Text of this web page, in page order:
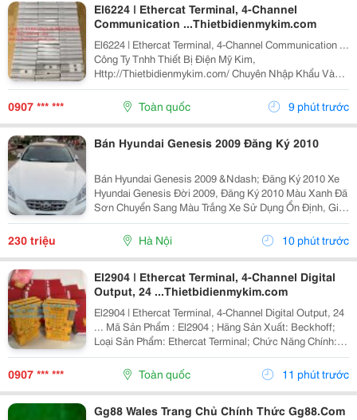
El6224 | Ethercat Terminal, 4-Channel
Communication ...Thietbidienmykim.com
El6224 | Ethercat Terminal, 4-Channel Communication ...
Công Ty Tnhh Thiết Bị Điện Mỹ Kim,
Http://Thietbidienmykim.com/ Chuyên Nhập Khẩu Và
Cung Cấp Thiết Bị Điện Tự Động Hóa &Amp; Công
Nghiệp Tại Thị Trường Việt Nam. Với Những Thương
Hiệu :...
0907 *** *** Toàn quốc 9 phút trước
Bán Hyundai Genesis 2009 Đăng Ký 2010
Bán Hyundai Genesis 2009 &Ndash; Đăng Ký 2010 Xe
Hyundai Genesis Đời 2009, Đăng Ký 2010 Màu Xanh Đã
Sơn Chuyển Sang Màu Trắng Xe Sử Dụng Ổn Định, Giấy
Tờ Đầy Đủ Chính Chủ Xem Xe Trực Tiếp Tại Hà Nội Giá
Bán: 230 Triệu (Có Thương Lượng Cho Khách...
230 triệu Hà Nội 10 phút trước
El2904 | Ethercat Terminal, 4-Channel Digital
Output, 24 ...Thietbidienmykim.com
El2904 | Ethercat Terminal, 4-Channel Digital Output, 24
... Mã Sản Phẩm : El2904 ; Hãng Sản Xuất: Beckhoff;
Loại Sản Phẩm: Ethercat Terminal; Chức Năng Chính:
Kết Nối Hệ Thống I/O; Chất Lượng: Mới 100% ... Công
Ty Tnhh Thiết Bị Điện Mỹ...
0907 *** *** Toàn quốc 11 phút trước
Gg88 Wales Trang Chủ Chính Thức Gg88.Com